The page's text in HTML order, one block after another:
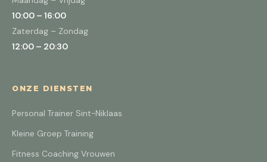
10:00 – 16:00
Zaterdag – Zondag
12:00 – 20:30
ONZE DIENSTEN
Personal Trainer Sint-Niklaas
Kleine Groep Training
Fitness Coaching Vrouwen